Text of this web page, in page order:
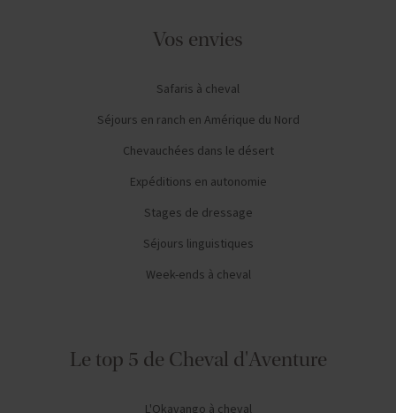
Vos envies
Safaris à cheval
Séjours en ranch en Amérique du Nord
Chevauchées dans le désert
Expéditions en autonomie
Stages de dressage
Séjours linguistiques
Week-ends à cheval
Le top 5 de Cheval d'Aventure
L'Okavango à cheval